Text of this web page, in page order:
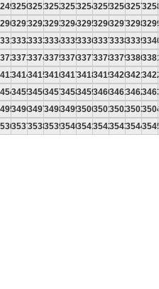
32503251325232533254325532563257
32913292329332943295329632973298
33323333333433353336333733383339
33733374337533763377337833793380
34143415341634173418341934203421
34553456345734583459346034613462
34963497349834993500350135023503
35373538353935403541354235433544